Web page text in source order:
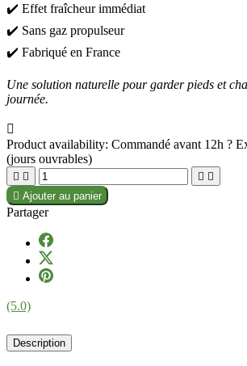
✔️ Effet fraîcheur immédiat
✔️ Sans gaz propulseur
✔️ Fabriqué en France
Une solution naturelle pour garder pieds et
journée.

Product availability: Commandé avant 12h ?
(jours ouvrables)
   
 Ajouter au panier
Partager
(5.0)
Description